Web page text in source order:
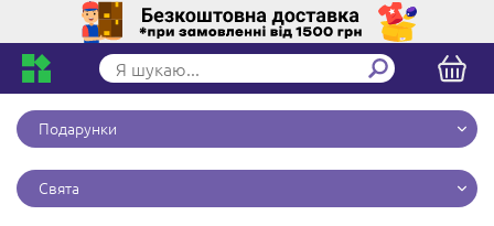
Подарунки
Свята